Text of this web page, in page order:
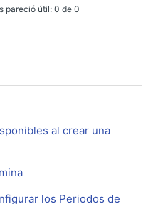
pareció útil: 0 de 0
al crear una
los Periodos de